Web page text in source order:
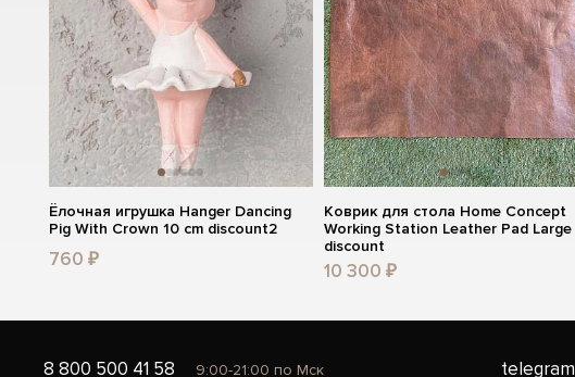
Ёлочная игрушка Hanger Dancing
Pig With Crown 10 cm discount2
760 ₽
Коврик для стола Home Concept
Working Station Leather Pad Large
discount
10 300 ₽
8 800 500 41 58 9:00-21:00 по Мск telegram